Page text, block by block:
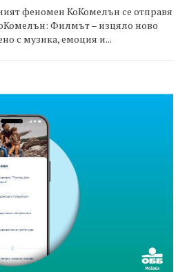
феномен КоКомелън се отправя
Филмът – изцяло ново
с музика, емоция и...